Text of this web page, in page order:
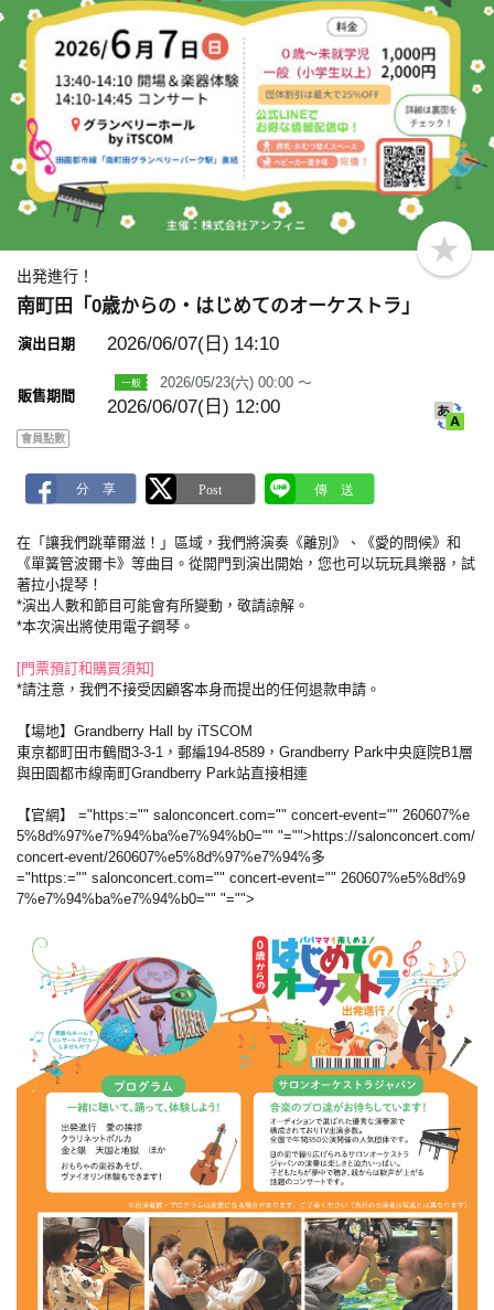
b
o
出発進行！
南町田「0歳からの・はじめてのオーケストラ」
演出日期 2026/06/07(日) 14:10
販售期間
2026/05/23(六) 00:00 ～
2026/06/07(日) 12:00
會員點數
在「讓我們跳華爾滋！」區域，我們將演奏《離別》、《愛的問候》和
《單簧管波爾卡》等曲目。從開門到演出開始，您也可以玩玩具樂器，試
著拉小提琴！
*演出人數和節目可能會有所變動，敬請諒解。
*本次演出將使用電子鋼琴。
[門票預訂和購買須知]
*請注意，我們不接受因顧客本身而提出的任何退款申請。
【場地】Grandberry Hall by iTSCOM
東京都町田市鶴間3-3-1，郵編194-8589，Grandberry Park中央庭院B1層
與田園都市線南町Grandberry Park站直接相連
【官網】
="https:="" salonconcert.com="" concert-event="" 260607%e
5%8d%97%e7%94%ba%e7%94%b0="" "="">https://salonconcert.com/
concert-event/260607%e5%8d%97%e7%94%多
="https:="" salonconcert.com="" concert-event="" 260607%e5%8d%9
7%e7%94%ba%e7%94%b0="" "="">